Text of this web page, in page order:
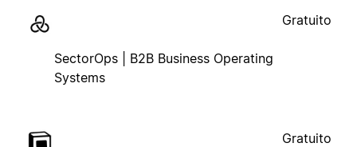
SectorOps | B2B Business Operating
Systems
Gratuito
Gratuito